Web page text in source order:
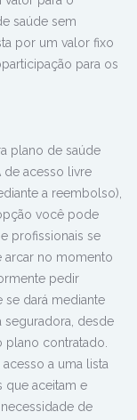
saúde sem
por um valor fixo
para os
plano de saúde
de acesso livre
a reembolso),
você pode
profissionais se
arcar no momento
pedir
dará mediante
desde
contratado.
a uma lista
que aceitam e
de